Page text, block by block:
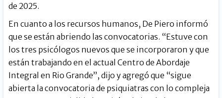
de 2025.
En cuanto a los recursos humanos, De Piero informó
que se están abriendo las convocatorias. “Estuve con
los tres psicólogos nuevos que se incorporaron y que
están trabajando en el actual Centro de Abordaje
Integral en Rio Grande”, dijo y agregó que “sigue
abierta la convocatoria de psiquiatras con lo compleja